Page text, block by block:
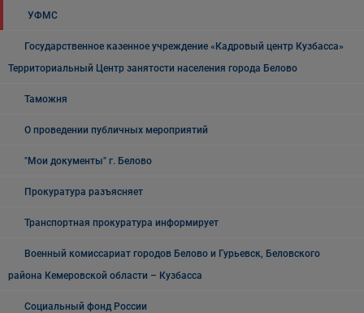
УФМС
Государственное казенное учреждение «Кадровый центр Кузбасса»
Территориальный Центр занятости населения города Белово
Таможня
О проведении публичных мероприятий
"Мои документы" г. Белово
Прокуратура разъясняет
Транспортная прокуратура информирует
Военный комиссариат городов Белово и Гурьевск, Беловского
района Кемеровской области – Кузбасса
Социальный фонд России